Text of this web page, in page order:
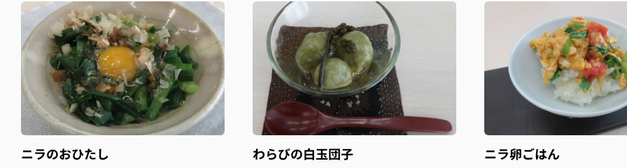
ニラのおひたし わらびの白玉団子 ニラ卵ごはん